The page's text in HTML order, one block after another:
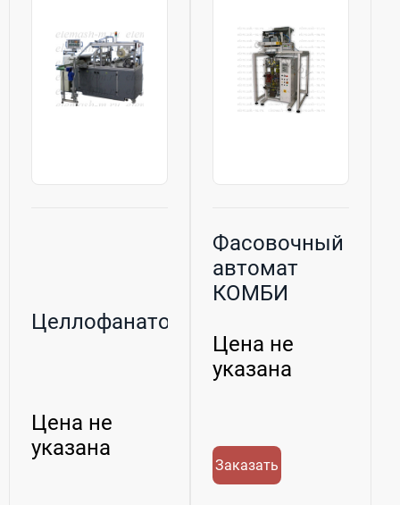
Целлофанатор
Цена не
указана
Фасовочный
автомат
КОМБИ
Цена не
указана
Заказать